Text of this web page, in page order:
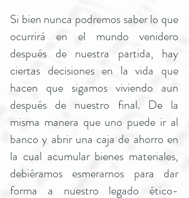
Si bien nunca podremos saber lo que
ocurrirá en el mundo venidero
después de nuestra partida, hay
ciertas decisiones en la vida que
hacen que sigamos viviendo aun
después de nuestro final. De la
misma manera que uno puede ir al
banco y abrir una caja de ahorro en
la cual acumular bienes materiales,
debiéramos esmerarnos para dar
forma a nuestro legado ético-